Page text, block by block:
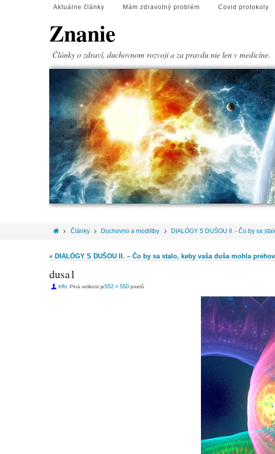
Aktuálne články Mám zdravotný problém Covid protokoly
Znanie
Články o zdraví, duchovnom rozvoji a za pravdu nie len v medicíne.
Články Duchovno a modlitby DIALÓGY S DUŠOU II. - Čo by sa
« DIALÓGY S DUŠOU II. – Čo by sa stalo, keby vaša duša mohla
dusa1
info Plná velikost je552 × 550 pixelů